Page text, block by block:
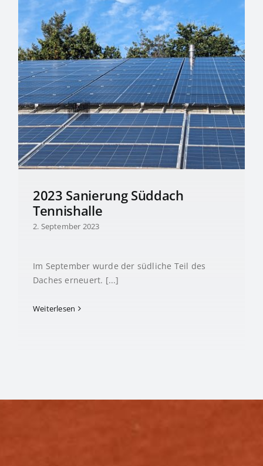
2023 Sanierung Süddach
Tennishalle
2. September 2023
Im September wurde der südliche Teil des
Daches erneuert. [...]
Weiterlesen